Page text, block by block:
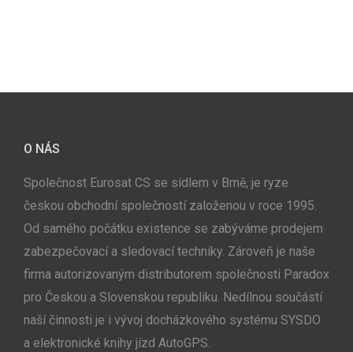
O NÁS
Společnost Eurosat CS se sídlem v Brně, je ryze
českou obchodní společností založenou v roce 1995.
Od samého počátku existence se zabýváme prodejem
zabezpečovací a sledovací techniky. Zároveň je naše
firma autorizovaným distributorem společnosti Paradox
pro Českou a Slovenskou republiku. Nedílnou součástí
naší činnosti je i vývoj docházkového systému SYSDO
a elektronické knihy jízd AutoGPS.